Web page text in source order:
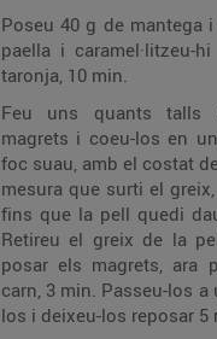
Poseu 40 g de mantega
paella i caramel·litzeu-hi les rodelles de
taronja, 10 min.
Feu uns quants
magrets i coeu-los en una altra
foc suau, amb el costat
mesura que surti el greix, aneu retirant-lo,
fins que la pell quedi daurada i
Retireu el greix de la
posar els magrets, ara pel costat de la
carn, 3 min. Passeu-los a una
los i deixeu-los reposar 5